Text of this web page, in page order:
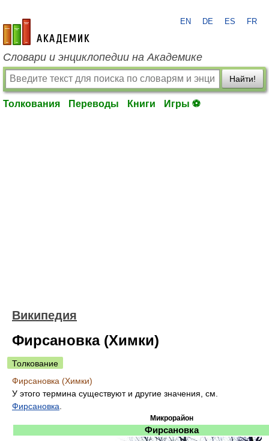
academic.ru
EN DE ES FR
Словари и энциклопедии на Академике
Найти!
Толкования Переводы Книги Игры ⚽
Википедия
Фирсановка (Химки)
Толкование
Фирсановка (Химки)
У этого термина существуют и другие значения, см.
Фирсановка
Микрорайон
Фирсановка